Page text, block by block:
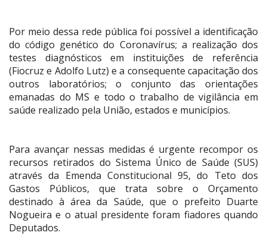
Por meio dessa rede pública foi possível a identificação
do código genético do Coronavírus; a realização dos
testes diagnósticos em instituições de referência
(Fiocruz e Adolfo Lutz) e a consequente capacitação dos
outros laboratórios; o conjunto das orientações
emanadas do MS e todo o trabalho de vigilância em
saúde realizado pela União, estados e municípios.
Para avançar nessas medidas é urgente recompor os
recursos retirados do Sistema Único de Saúde (SUS)
através da Emenda Constitucional 95, do Teto dos
Gastos Públicos, que trata sobre o Orçamento
destinado à área da Saúde, que o prefeito Duarte
Nogueira e o atual presidente foram fiadores quando
Deputados.